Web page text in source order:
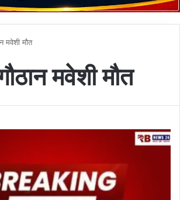
मवेशी मौत
मवेशी मौत